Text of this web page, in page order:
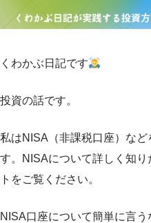
くわかぶ日記です
投資の話です。
私はNISA（非課税口座）な
す。NISAについて詳しく知
トをご覧ください。
NISA口座について簡単に言